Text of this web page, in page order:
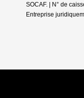
SOCAF. | N° de
Entreprise